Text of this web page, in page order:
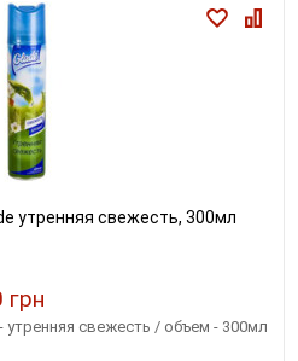
утренняя свежесть, 300мл
грн
утренняя свежесть / объем - 300мл